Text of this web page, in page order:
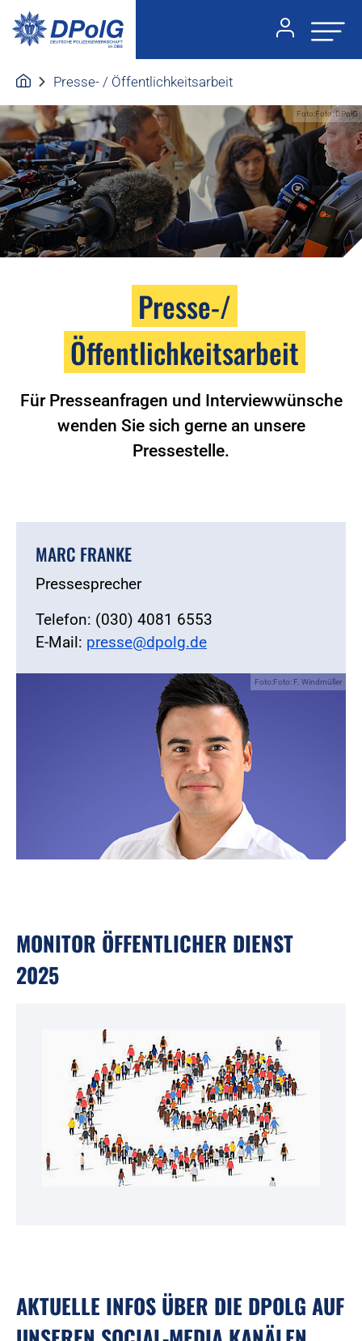
Presse- / Öffentlichkeitsarbeit
Foto:Foto: DPolG
Presse-/
Öffentlichkeitsarbeit
Für Presseanfragen und Interviewwünsche
wenden Sie sich gerne an unsere
Pressestelle.
MARC FRANKE
Pressesprecher
Telefon: (030) 4081 6553
E-Mail: presse@dpolg.de
Foto:Foto: F. Windmüller
MONITOR ÖFFENTLICHER DIENST
2025
AKTUELLE INFOS ÜBER DIE DPOLG AUF